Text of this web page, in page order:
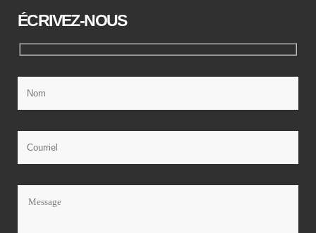
ÉCRIVEZ-NOUS